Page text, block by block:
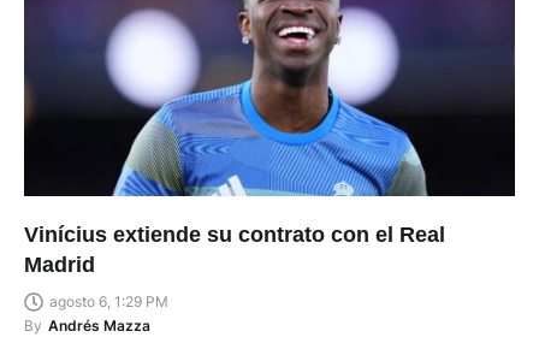
Vinícius extiende su contrato con el Real
Madrid
agosto 6, 1:29 PM
By Andrés Mazza